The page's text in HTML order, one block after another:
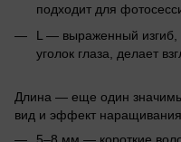
подходит для
L — выраженный изгиб,
уголок глаза, делает
Длина — еще один
вид и эффект